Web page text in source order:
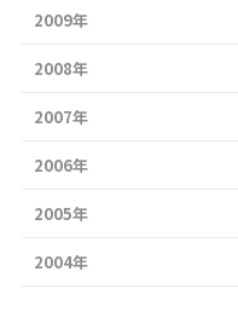
2009年
2008年
2007年
2006年
2005年
2004年